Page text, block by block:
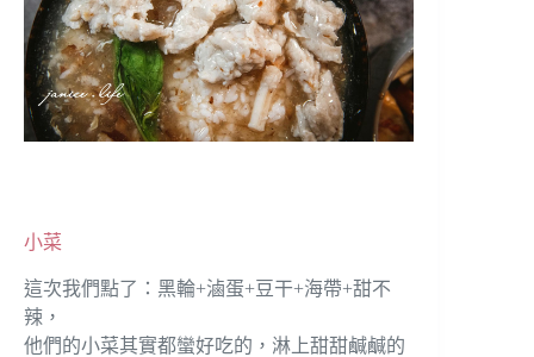
小菜
這次我們點了：黑輪+滷蛋+豆干+海帶+甜不
辣，
他們的小菜其實都蠻好吃的，淋上甜甜鹹鹹的